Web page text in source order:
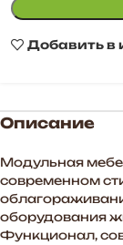
Добавить в
Описание
Модульная
современном
оборудования
Функционал,